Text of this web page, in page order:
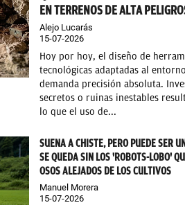
EN TERRENOS DE ALTA
Alejo Lucarás
15-07-2026
Hoy por hoy, el diseño de
tecnológicas adaptadas al
demanda precisión absoluta.
secretos o ruinas inestables
lo que el uso de...
SUENA A CHISTE, PERO PUEDE SER
SE QUEDA SIN LOS 'ROBOTS-LOBO'
OSOS ALEJADOS DE LOS CULTIVOS
Manuel Morera
15-07-2026